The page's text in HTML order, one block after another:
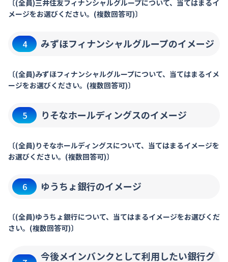
〔(全員)三井住友フィナンシャルグループについて、当てはまるイ
メージをお選びください。(複数回答可)〕
4 みずほフィナンシャルグループのイメージ
〔(全員)みずほフィナンシャルグループについて、当てはまるイメ
ージをお選びください。(複数回答可)〕
5 りそなホールディングスのイメージ
〔(全員)りそなホールディングスについて、当てはまるイメージを
お選びください。(複数回答可)〕
6 ゆうちょ銀行のイメージ
〔(全員)ゆうちょ銀行について、当てはまるイメージをお選びくだ
さい。(複数回答可)〕
今後メインバンクとして利用したい銀行グ